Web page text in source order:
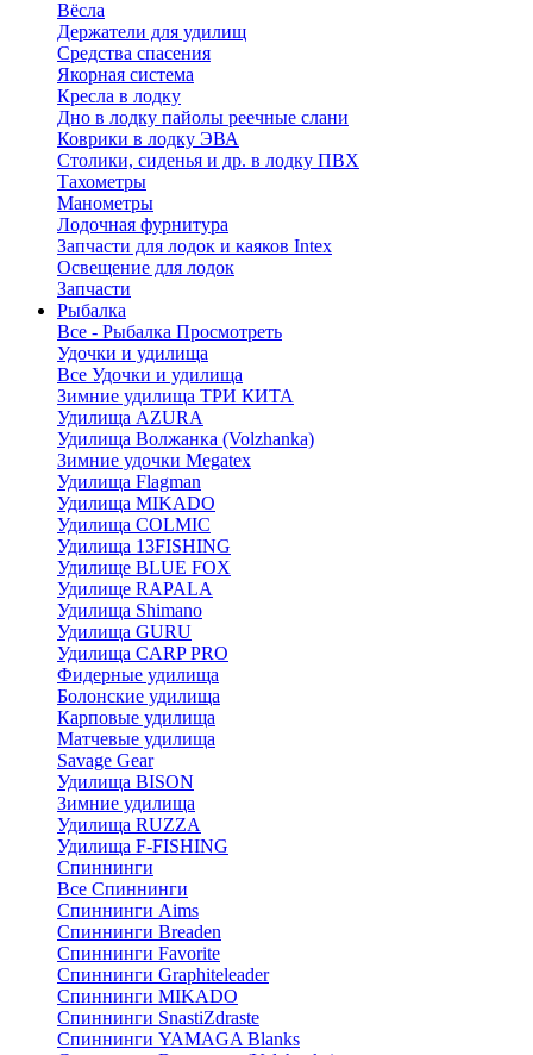
Вёсла
Держатели для удилищ
Средства спасения
Якорная система
Кресла в лодку
Дно в лодку пайолы реечные слани
Коврики в лодку ЭВА
Столики, сиденья и др. в лодку ПВХ
Тахометры
Манометры
Лодочная фурнитура
Запчасти для лодок и каяков Intex
Освещение для лодок
Запчасти
Рыбалка
Все - Рыбалка Просмотреть
Удочки и удилища
Все Удочки и удилища
Зимние удилища ТРИ КИТА
Удилища AZURA
Удилища Волжанка (Volzhanka)
Зимние удочки Megatex
Удилища Flagman
Удилища MIKADO
Удилища COLMIC
Удилища 13FISHING
Удилище BLUE FOX
Удилище RAPALA
Удилища Shimano
Удилища GURU
Удилища CARP PRO
Фидерные удилища
Болонские удилища
Карповые удилища
Матчевые удилища
Savage Gear
Удилища BISON
Зимние удилища
Удилища RUZZA
Удилища F-FISHING
Спиннинги
Все Спиннинги
Спиннинги Aims
Спиннинги Breaden
Спиннинги Favorite
Спиннинги Graphiteleader
Спиннинги MIKADO
Спиннинги SnastiZdraste
Спиннинги YAMAGA Blanks